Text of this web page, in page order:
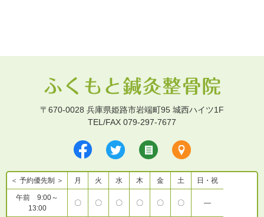
〒670-0028 兵庫県姫路市岩端町95 城西ハイツ1F
TEL/FAX 079-297-7677
＜ 予約優先制 ＞ 月 火 水 木 金 土 日・祝
午前 9:00～
13:00
〇 〇 〇 〇 〇 〇 ―